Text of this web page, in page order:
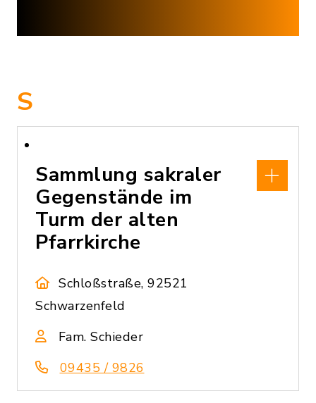
S
Sammlung sakraler
Gegenstände im
Turm der alten
Pfarrkirche
Schloßstraße, 92521
Schwarzenfeld
Fam. Schieder
09435 / 9826